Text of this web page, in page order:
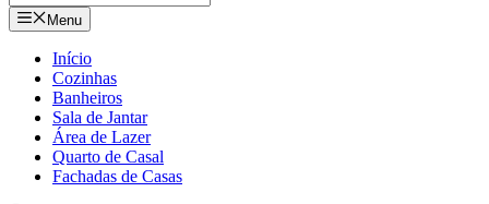
Menu
Início
Cozinhas
Banheiros
Sala de Jantar
Área de Lazer
Quarto de Casal
Fachadas de Casas